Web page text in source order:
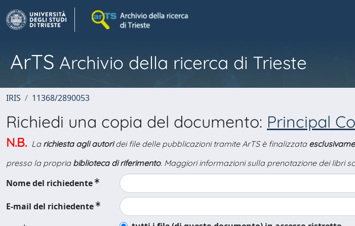
ArTS Archivio della ricerca di Trieste
IRIS 11368/2890053
Richiedi una copia del documento: Principal
N.B. La richiesta agli autoridei file delle pubblicazioni tramite ArTS è finalizzata
presso la propria biblioteca di riferimento. Maggiori informazioni sulla prenotazione dei libri
Nome del richiedente
E-mail del richiedente